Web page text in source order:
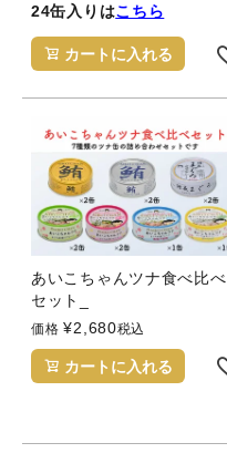
24缶入りはこちら
カートに入れる
あいこちゃんツナ食べ比べ
セット_
価格 ¥2,680税込
カートに入れる